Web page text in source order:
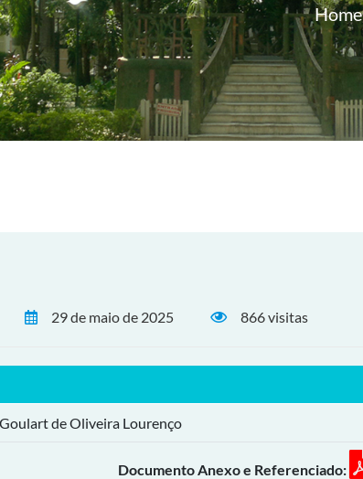
Home
29 de maio de 2025 866 visitas
de Oliveira Lourenço
Documento Anexo e Referenciado: